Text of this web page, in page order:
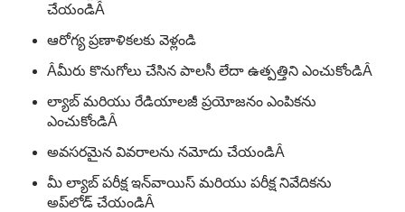
చేయండిÂ
ఆరోగ్య ప్రణాళికలకు వెళ్లండి
Âమీరు కొనుగోలు చేసిన పాలసీ లేదా ఉత్పత్తిని ఎంచుకోండిÂ
ల్యాబ్ మరియు రేడియాలజీ ప్రయోజనం ఎంపికను
ఎంచుకోండిÂ
అవసరమైన వివరాలను నమోదు చేయండిÂ
మీ ల్యాబ్ పరీక్ష ఇన్‌వాయిస్ మరియు పరీక్ష నివేదికను
అప్‌లోడ్ చేయండిÂ